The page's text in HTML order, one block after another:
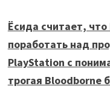
Ёсида считает,
поработать над
PlayStation с
трогая Bloodborne